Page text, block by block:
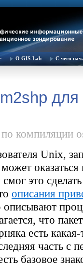
О GIS-Lab С чего
для
компиляции
Unix,
может
это
описания
описывают
что
есть
часть с
базовое